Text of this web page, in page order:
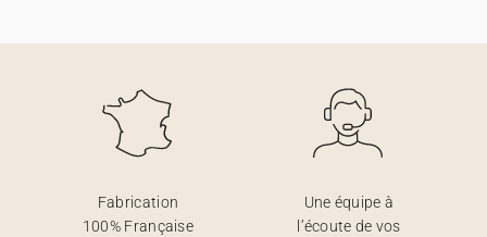
Fabrication
100% Française
Une équipe à
l’écoute de vos